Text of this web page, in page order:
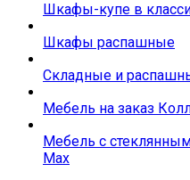
Шкафы-купе в
Шкафы распашные
Складные и
Мебель на заказ
Мебель с
Max